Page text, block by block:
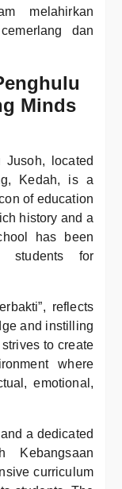
melahirkan
dan
Minds
Jusoh, located
Kedah, is a
of education
history and a
has been
students for
reflects
and instilling
to create
where
emotional,
a dedicated
Kebangsaan
curriculum